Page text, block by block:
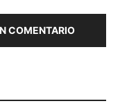
COMENTARIO